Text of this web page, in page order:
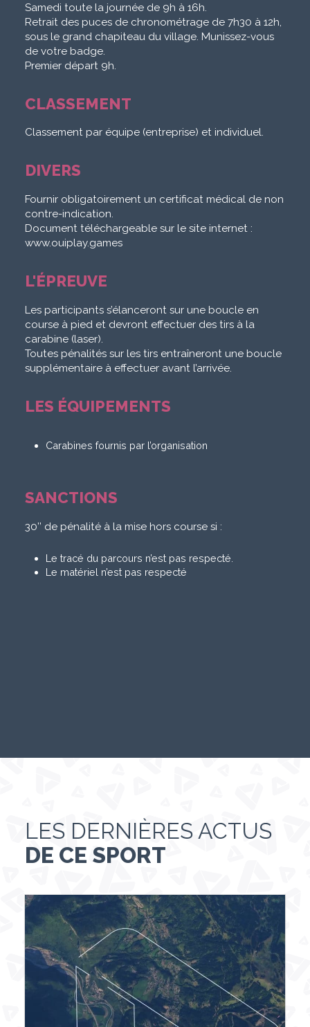
Samedi toute la journée de 9h à 16h.
Retrait des puces de chronométrage de 7h30 à 12h,
sous le grand chapiteau du village. Munissez-vous
de votre badge.
Premier départ 9h.
CLASSEMENT
Classement par équipe (entreprise) et individuel.
DIVERS
Fournir obligatoirement un certificat médical de non
contre-indication.
Document téléchargeable sur le site internet :
www.ouiplay.games
L'ÉPREUVE
Les participants s’élanceront sur une boucle en
course à pied et devront effectuer des tirs à la
carabine (laser).
Toutes pénalités sur les tirs entraîneront une boucle
supplémentaire à effectuer avant l’arrivée.
LES ÉQUIPEMENTS
Carabines fournis par l’organisation
SANCTIONS
30’’ de pénalité à la mise hors course si :
Le tracé du parcours n’est pas respecté.
Le matériel n’est pas respecté
LES DERNIÈRES ACTUS
DE CE SPORT